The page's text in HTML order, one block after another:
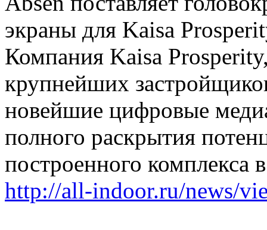
экраны для Kaisa
Компания Kaisa
крупнейших
новейшие цифровые
полного раскрытия
построенного комплекса
http://all-indoor.ru/news/